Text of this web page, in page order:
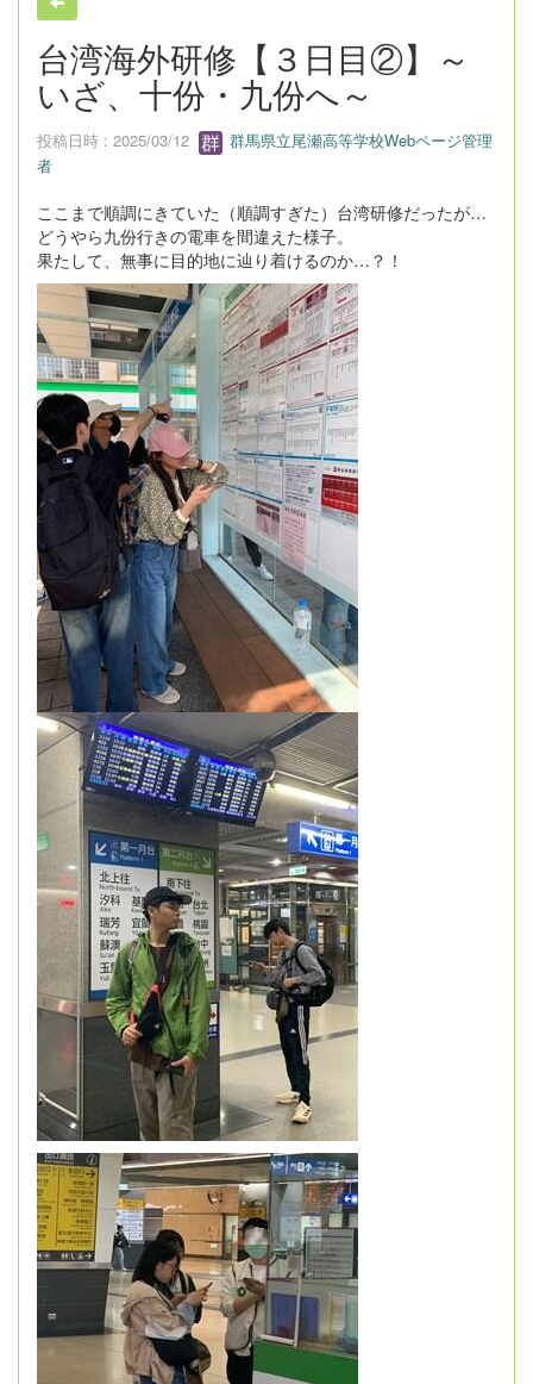
台湾海外研修【３日目②】～
いざ、十份・九份へ～
投稿日時 : 2025/03/12
群馬県立尾瀬高等学校Webページ管理
者
ここまで順調にきていた（順調すぎた）台湾研修だったが…
どうやら九份行きの電車を間違えた様子。
果たして、無事に目的地に辿り着けるのか…？！